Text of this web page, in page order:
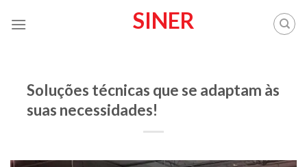
SINER
Soluções técnicas que se adaptam às
suas necessidades!